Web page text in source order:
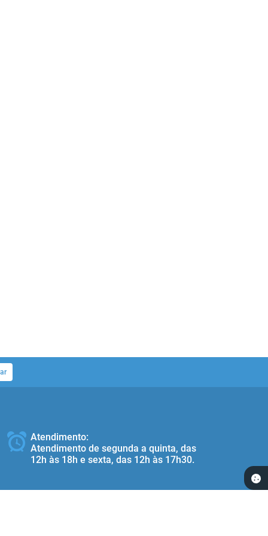
Atendimento:
Atendimento de segunda a quinta, das
12h às 18h e sexta, das 12h às 17h30.